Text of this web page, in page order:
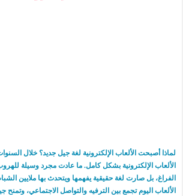
لماذا أصبحت الألعاب الإلكترونية لغة جيل جديد؟ خلال
الألعاب الإلكترونية بشكل كامل. ما عادت مجرد وسيلة
الفراغ، بل صارت لغة حقيقية يفهمها ويتحدث بها ملايين
الألعاب اليوم تجمع بين الترفيه والتواصل الاجتماعي، وتمنح